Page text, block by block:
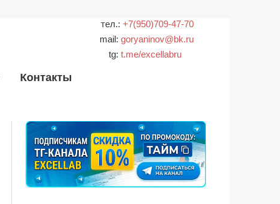
тел.: +7(950)709-47-70
mail: goryaninov@bk.ru
tg: t.me/excellabru
Контакты